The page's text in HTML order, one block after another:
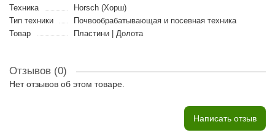
Техника
Horsch (Хорш)
Тип техники
Почвообрабатывающая и посевная техника
Товар
Пластини | Долота
Отзывов (0)
Нет отзывов об этом товаре.
Написать отзыв